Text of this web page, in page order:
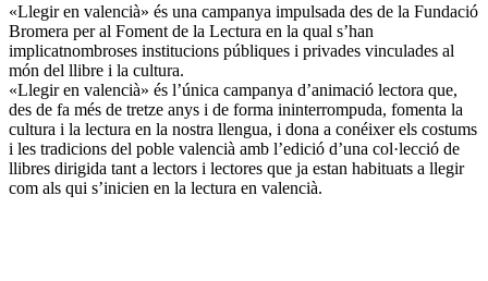
«Llegir en valencià» és una campanya impulsada des de la Fundació
Bromera per al Foment de la Lectura en la qual s’han
implicatnombroses institucions públiques i privades vinculades al
món del llibre i la cultura.
«Llegir en valencià» és l’única campanya d’animació lectora que,
des de fa més de tretze anys i de forma ininterrompuda, fomenta la
cultura i la lectura en la nostra llengua, i dona a conéixer els costums
i les tradicions del poble valencià amb l’edició d’una col·lecció de
llibres dirigida tant a lectors i lectores que ja estan habituats a llegir
com als qui s’inicien en la lectura en valencià.